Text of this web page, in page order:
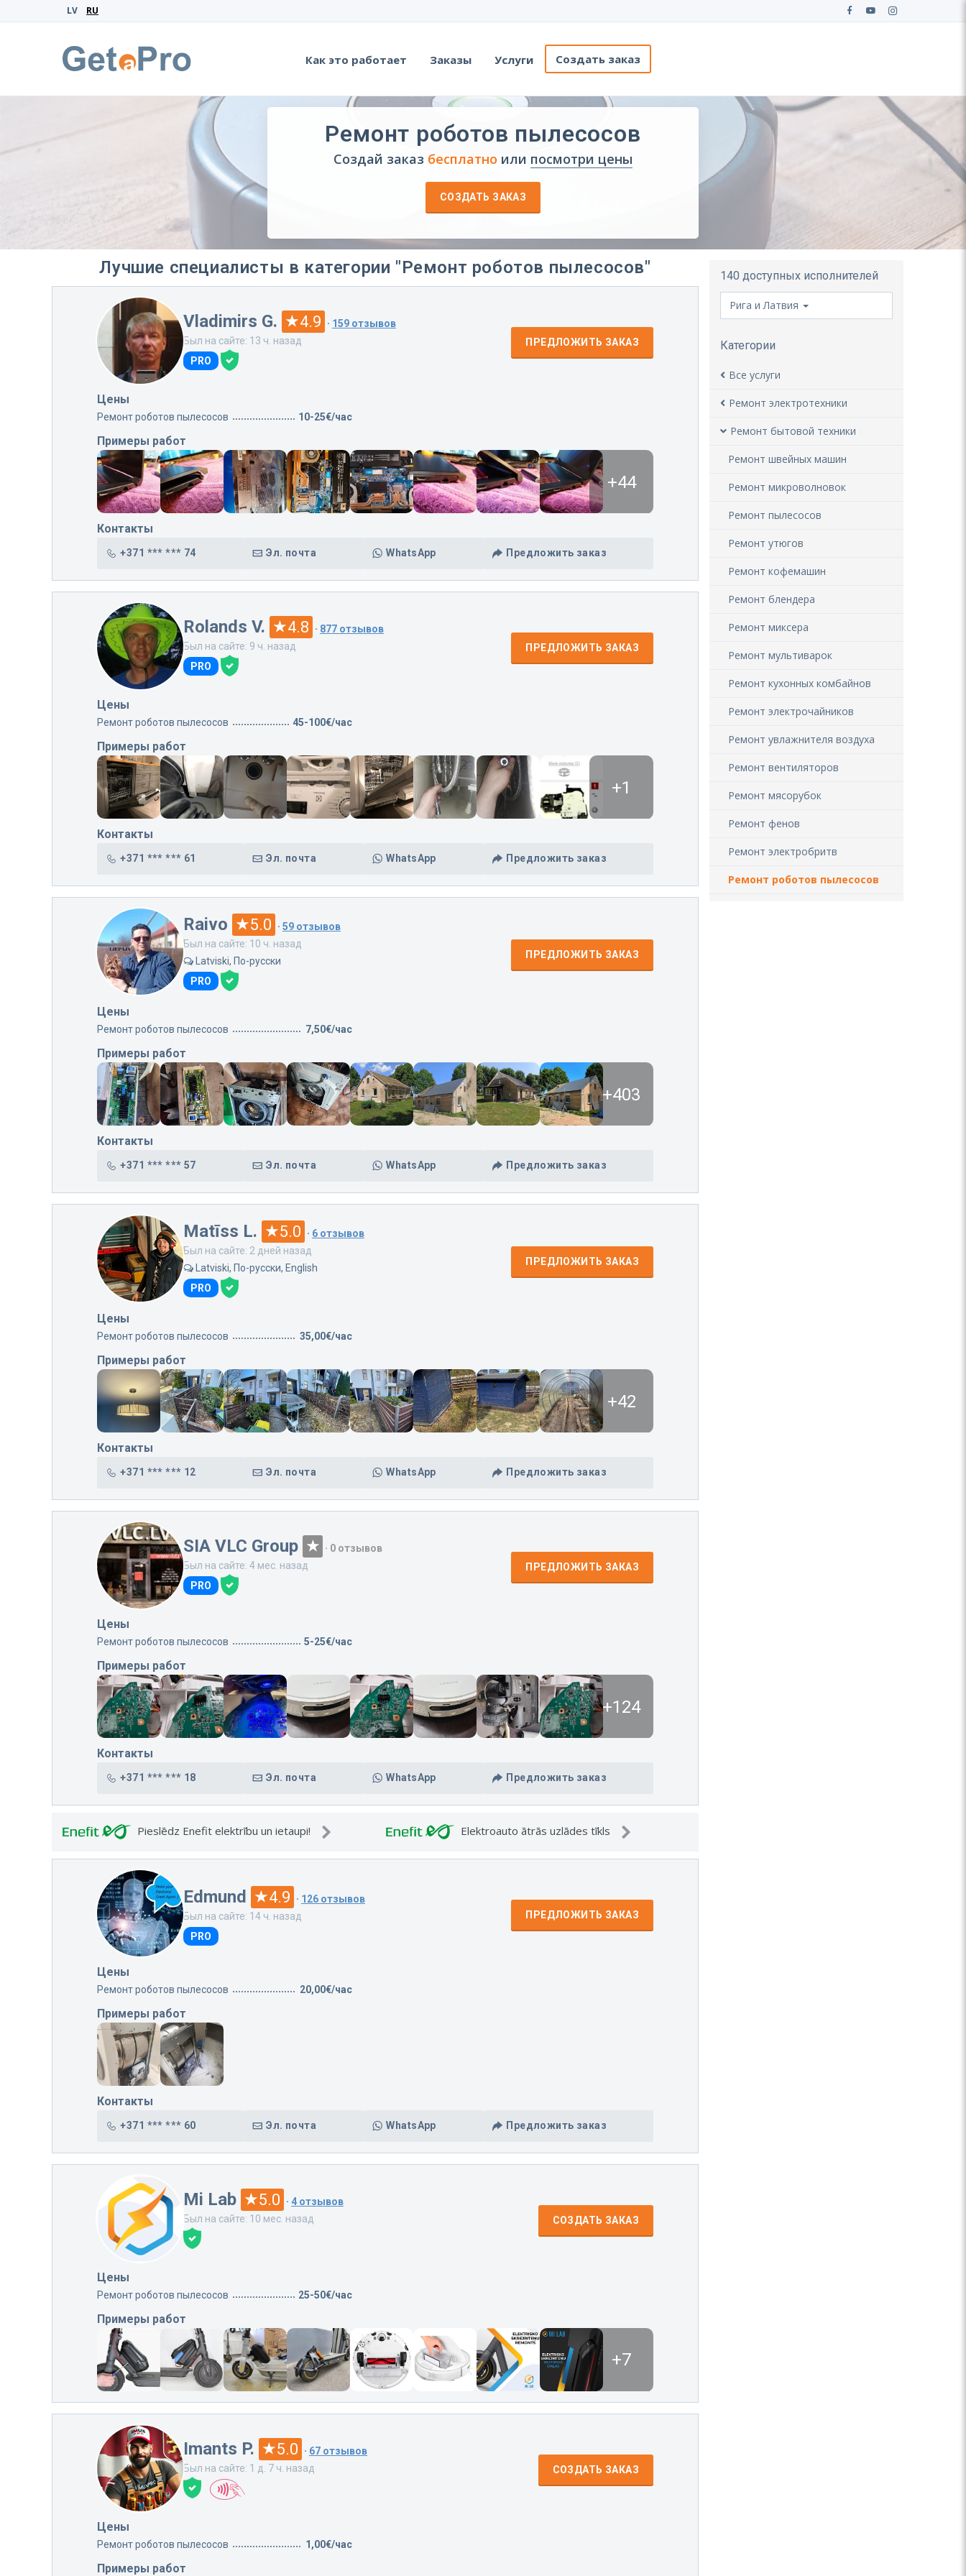
LV RU
Как это работает Заказы Услуги Создать заказ
Ремонт роботов пылесосов
Создай заказ бесплатно или посмотри цены
СОЗДАТЬ ЗАКАЗ
Лучшие специалисты в категории "Ремонт роботов пылесосов"
Vladimirs G. 4.9 · 159 отзывов
Был на сайте: 13 ч. назад
PRO
ПРЕДЛОЖИТЬ ЗАКАЗ
Цены
Ремонт роботов пылесосов 10-25€/час
Примеры работ
+44
Контакты
+371 *** *** 74 Эл. почта WhatsApp Предложить заказ
Rolands V. 4.8 · 877 отзывов
Был на сайте: 9 ч. назад
PRO
ПРЕДЛОЖИТЬ ЗАКАЗ
Цены
Ремонт роботов пылесосов 45-100€/час
Примеры работ
+1
Контакты
+371 *** *** 61 Эл. почта WhatsApp Предложить заказ
Raivo 5.0 · 59 отзывов
Был на сайте: 10 ч. назад
Latviski, По-русски
PRO
ПРЕДЛОЖИТЬ ЗАКАЗ
Цены
Ремонт роботов пылесосов 7,50€/час
Примеры работ
+403
Контакты
+371 *** *** 57 Эл. почта WhatsApp Предложить заказ
Matīss L. 5.0 · 6 отзывов
Был на сайте: 2 дней назад
Latviski, По-русски, English
PRO
ПРЕДЛОЖИТЬ ЗАКАЗ
Цены
Ремонт роботов пылесосов 35,00€/час
Примеры работ
+42
Контакты
+371 *** *** 12 Эл. почта WhatsApp Предложить заказ
SIA VLC Group · 0 отзывов
Был на сайте: 4 мес. назад
PRO
ПРЕДЛОЖИТЬ ЗАКАЗ
Цены
Ремонт роботов пылесосов 5-25€/час
Примеры работ
+124
Контакты
+371 *** *** 18 Эл. почта WhatsApp Предложить заказ
Pieslēdz Enefit elektrību un ietaupi! Elektroauto ātrās uzlādes tīkls
Edmund 4.9 · 126 отзывов
Был на сайте: 14 ч. назад
PRO
ПРЕДЛОЖИТЬ ЗАКАЗ
Цены
Ремонт роботов пылесосов 20,00€/час
Примеры работ
Контакты
+371 *** *** 60 Эл. почта WhatsApp Предложить заказ
Mi Lab 5.0 · 4 отзывов
Был на сайте: 10 мес. назад
СОЗДАТЬ ЗАКАЗ
Цены
Ремонт роботов пылесосов 25-50€/час
Примеры работ
+7
Imants P. 5.0 · 67 отзывов
Был на сайте: 1 д. 7 ч. назад
СОЗДАТЬ ЗАКАЗ
Цены
Ремонт роботов пылесосов 1,00€/час
Примеры работ
140 доступных исполнителей
Рига и Латвия
Категории
Все услуги
Ремонт электротехники
Ремонт бытовой техники
Ремонт швейных машин
Ремонт микроволновок
Ремонт пылесосов
Ремонт утюгов
Ремонт кофемашин
Ремонт блендера
Ремонт миксера
Ремонт мультиварок
Ремонт кухонных комбайнов
Ремонт электрочайников
Ремонт увлажнителя воздуха
Ремонт вентиляторов
Ремонт мясорубок
Ремонт фенов
Ремонт электробритв
Ремонт роботов пылесосов